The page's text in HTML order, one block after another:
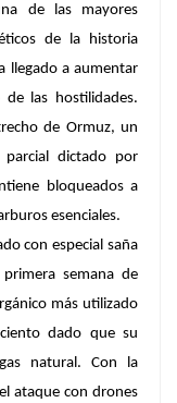
de las mayores
de la historia
llegado a aumentar
las hostilidades.
de Ormuz, un
dictado por
bloqueados a
esenciales.
con especial saña
semana de
más utilizado
dado que su
natural. Con la
ataque con drones